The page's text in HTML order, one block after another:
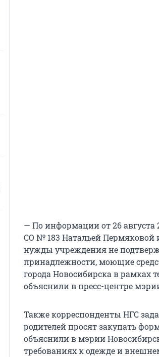
— По информации от 26
СО № 183 Натальей Пермяковой
нужды учреждения не
принадлежности, моющие
города Новосибирска в рамках
объяснили в пресс-центре
Также корреспонденты НГС
родителей просят закупать
объяснили в мэрии
требованиях к одежде и